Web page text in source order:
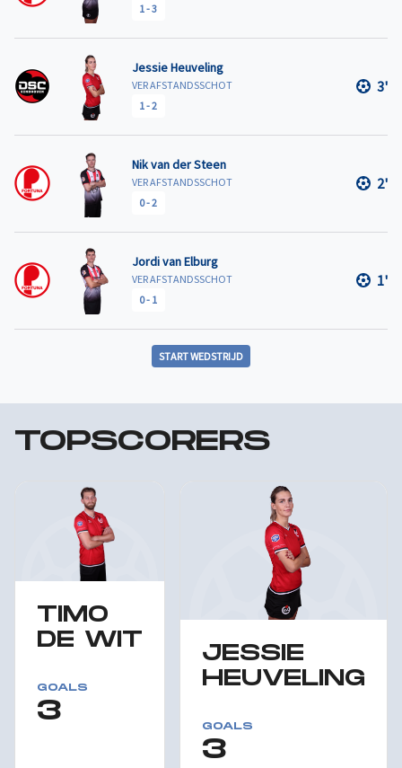
1-3
Jessie Heuveling
VER AFSTANDSSCHOT
1-2
3'
Nik van der Steen
VER AFSTANDSSCHOT
0-2
2'
Jordi van Elburg
VER AFSTANDSSCHOT
0- 1
1'
START WEDSTRIJD
TOPSCORERS
TIMO
DE WIT
GOALS
3
JESSIE
HEUVELING
GOALS
3